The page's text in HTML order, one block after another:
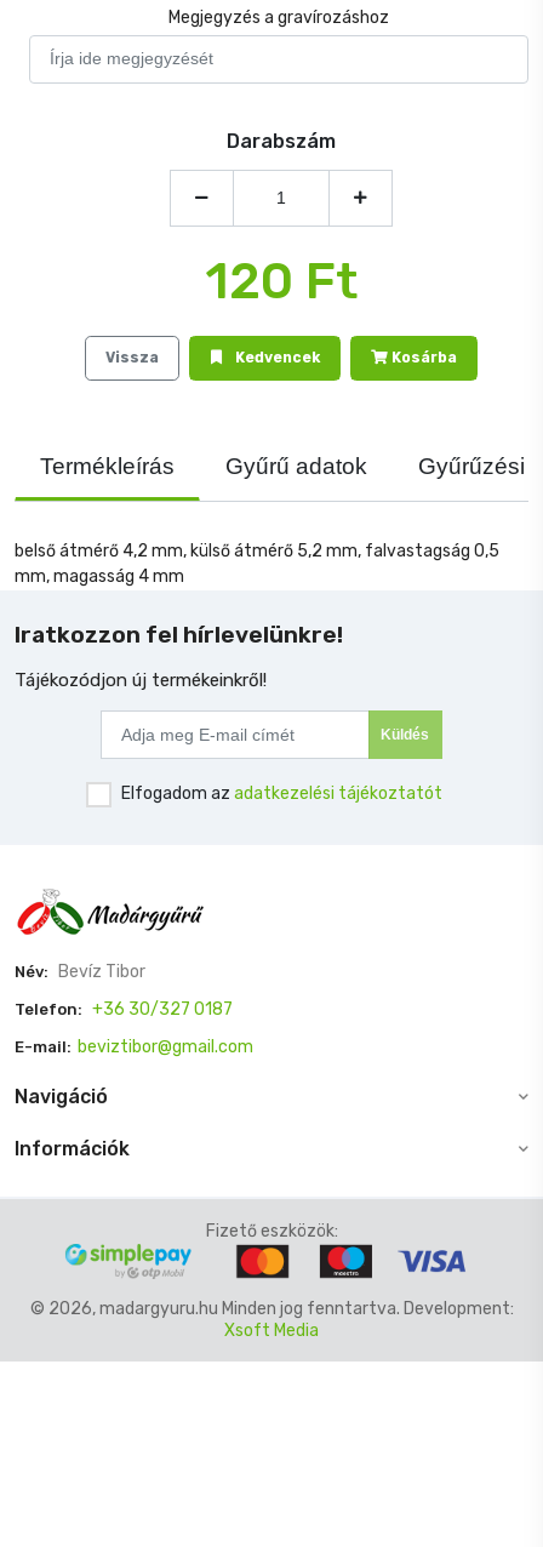
Megjegyzés a gravírozáshoz
Darabszám
120 Ft
Vissza Kedvencek Kosárba
Termékleírás Gyűrű adatok Gyűrűzési
belső átmérő 4,2 mm, külső átmérő 5,2 mm, falvastagság 0,5
mm, magasság 4 mm
Iratkozzon fel hírlevelünkre!
Tájékozódjon új termékeinkről!
Küldés
Elfogadom az adatkezelési tájékoztatót
Név: Bevíz Tibor
Telefon: +36 30/327 0187
E-mail: beviztibor@gmail.com
Navigáció
Információk
Fizető eszközök:
© 2026, madargyuru.hu Minden jog fenntartva. Development:
Xsoft Media